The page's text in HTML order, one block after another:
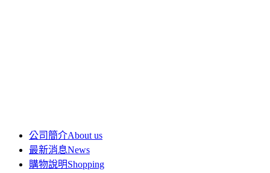
公司簡介About us
最新消息News
購物說明Shopping